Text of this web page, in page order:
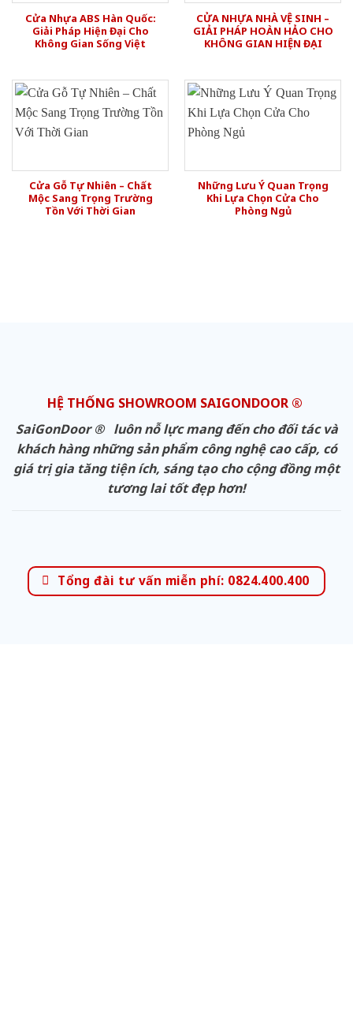
Cửa Nhựa ABS Hàn Quốc:
Giải Pháp Hiện Đại Cho
Không Gian Sống Việt
CỬA NHỰA NHÀ VỆ SINH –
GIẢI PHÁP HOÀN HẢO CHO
KHÔNG GIAN HIỆN ĐẠI
Cửa Gỗ Tự Nhiên – Chất
Mộc Sang Trọng Trường
Tồn Với Thời Gian
Những Lưu Ý Quan Trọng
Khi Lựa Chọn Cửa Cho
Phòng Ngủ
HỆ THỐNG SHOWROOM SAIGONDOOR ®
SaiGonDoor ® luôn nỗ lực mang đến cho đối tác và
khách hàng những sản phẩm công nghệ cao cấp, có
giá trị gia tăng tiện ích, sáng tạo cho cộng đồng một
tương lai tốt đẹp hơn!
Tổng đài tư vấn miễn phí: 0824.400.400